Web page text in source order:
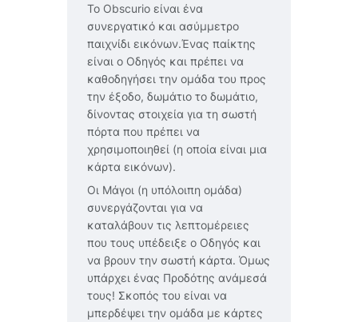
Το Obscurio είναι ένα
συνεργατικό και ασύμμετρο
παιχνίδι εικόνων.Ένας παίκτης
είναι ο Οδηγός και πρέπει να
καθοδηγήσει την ομάδα του προς
την έξοδο, δωμάτιο το δωμάτιο,
δίνοντας στοιχεία για τη σωστή
πόρτα που πρέπει να
χρησιμοποιηθεί (η οποία είναι μια
κάρτα εικόνων).
Οι Μάγοι (η υπόλοιπη ομάδα)
συνεργάζονται για να
καταλάβουν τις λεπτομέρειες
που τους υπέδειξε ο Οδηγός και
να βρουν την σωστή κάρτα. Όμως
υπάρχει ένας Προδότης ανάμεσά
τους! Σκοπός του είναι να
μπερδέψει την ομάδα με κάρτες